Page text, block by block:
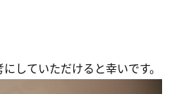
していただけると幸いです。